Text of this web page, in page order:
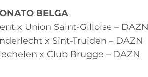
BELGA
x Union Saint-Gilloise – DAZN
x Sint-Truiden – DAZN
x Club Brugge – DAZN